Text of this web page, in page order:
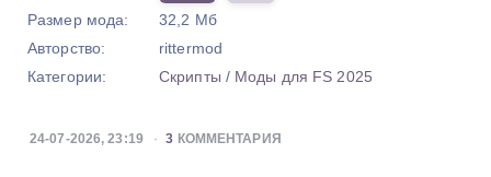
Размер мода:
32,2 Мб
Авторство:
rittermod
Категории:
Скрипты / Моды для FS 2025
24-07-2026, 23:19 3 КОММЕНТАРИЯ